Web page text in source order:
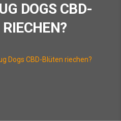
DOGS CBD-
Dogs CBD-Blüten riechen?